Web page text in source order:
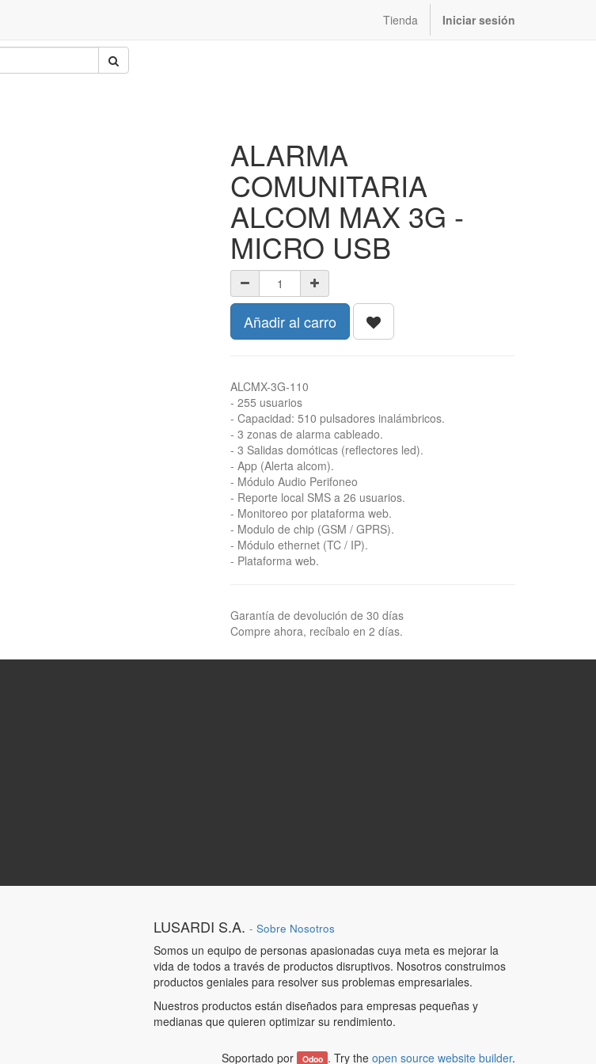
Tienda Iniciar sesión
ALARMA
COMUNITARIA
ALCOM MAX 3G -
MICRO USB
Añadir al carro
ALCMX-3G-110
- 255 usuarios
- Capacidad: 510 pulsadores inalámbricos.
- 3 zonas de alarma cableado.
- 3 Salidas domóticas (reflectores led).
- App (Alerta alcom).
- Módulo Audio Perifoneo
- Reporte local SMS a 26 usuarios.
- Monitoreo por plataforma web.
- Modulo de chip (GSM / GPRS).
- Módulo ethernet (TC / IP).
- Plataforma web.
Garantía de devolución de 30 días
Compre ahora, recíbalo en 2 días.
LUSARDI S.A. - Sobre Nosotros
Somos un equipo de personas apasionadas cuya meta es mejorar la
vida de todos a través de productos disruptivos. Nosotros construimos
productos geniales para resolver sus problemas empresariales.
Nuestros productos están diseñados para empresas pequeñas y
medianas que quieren optimizar su rendimiento.
Soportado por Odoo . Try the open source website builder.